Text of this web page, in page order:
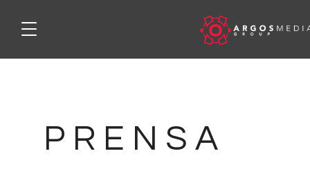
P R E N S A